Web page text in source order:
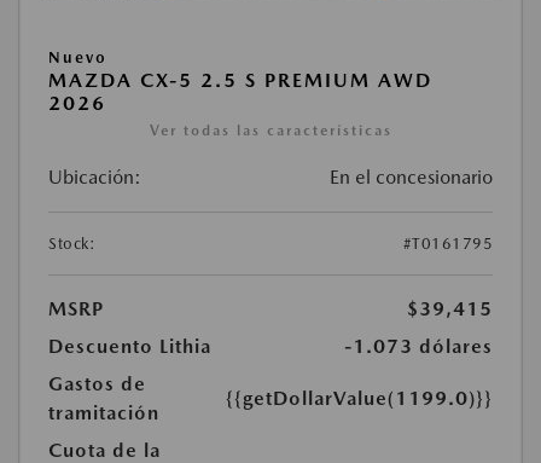
Nuevo
MAZDA CX-5 2.5 S PREMIUM AWD
2026
Ver todas las características
Ubicación: En el concesionario
Stock: #T0161795
MSRP
$39,415
Descuento Lithia
-1.073 dólares
Gastos de
tramitación
{{getDollarValue(1199.0)}}
Cuota de la